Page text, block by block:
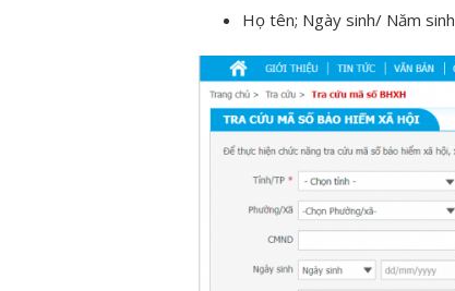
Họ tên; Ngày sinh/ Năm sinh